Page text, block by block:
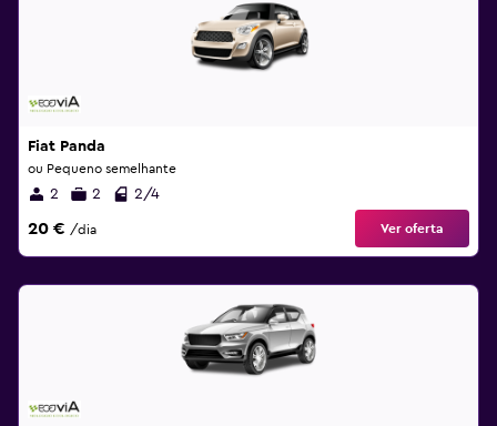
Fiat Panda
ou Pequeno semelhante
2 2 2/4
20 € /dia Ver oferta